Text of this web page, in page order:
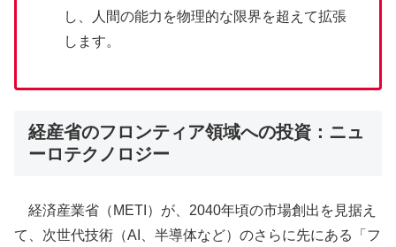
し、人間の能力を物理的な限界を超えて拡張
します。
経産省のフロンティア領域への投資：ニュ
ーロテクノロジー
経済産業省（METI）が、2040年頃の市場創出を見据え
て、次世代技術（AI、半導体など）のさらに先にある「フ